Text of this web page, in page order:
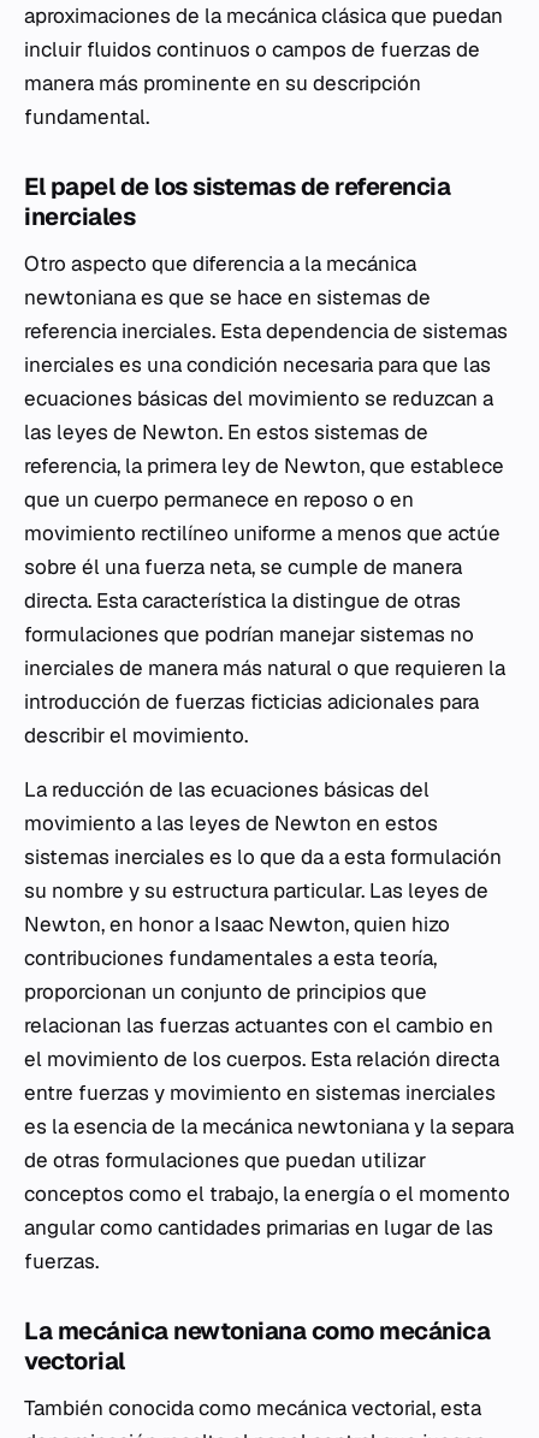
aproximaciones de la mecánica clásica que puedan
incluir fluidos continuos o campos de fuerzas de
manera más prominente en su descripción
fundamental.
El papel de los sistemas de referencia
inerciales
Otro aspecto que diferencia a la mecánica
newtoniana es que se hace en sistemas de
referencia inerciales. Esta dependencia de sistemas
inerciales es una condición necesaria para que las
ecuaciones básicas del movimiento se reduzcan a
las leyes de Newton. En estos sistemas de
referencia, la primera ley de Newton, que establece
que un cuerpo permanece en reposo o en
movimiento rectilíneo uniforme a menos que actúe
sobre él una fuerza neta, se cumple de manera
directa. Esta característica la distingue de otras
formulaciones que podrían manejar sistemas no
inerciales de manera más natural o que requieren la
introducción de fuerzas ficticias adicionales para
describir el movimiento.
La reducción de las ecuaciones básicas del
movimiento a las leyes de Newton en estos
sistemas inerciales es lo que da a esta formulación
su nombre y su estructura particular. Las leyes de
Newton, en honor a Isaac Newton, quien hizo
contribuciones fundamentales a esta teoría,
proporcionan un conjunto de principios que
relacionan las fuerzas actuantes con el cambio en
el movimiento de los cuerpos. Esta relación directa
entre fuerzas y movimiento en sistemas inerciales
es la esencia de la mecánica newtoniana y la separa
de otras formulaciones que puedan utilizar
conceptos como el trabajo, la energía o el momento
angular como cantidades primarias en lugar de las
fuerzas.
La mecánica newtoniana como mecánica
vectorial
También conocida como mecánica vectorial, esta